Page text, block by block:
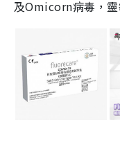
及Omicorn病毒，